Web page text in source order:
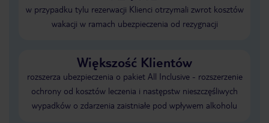
w przypadku tylu rezerwacji Klienci otrzymali zwrot kosztów
wakacji w ramach ubezpieczenia od rezygnacji
Większość Klientów
rozszerza ubezpieczenia o pakiet All Inclusive - rozszerzenie
ochrony od kosztów leczenia i następstw nieszczęśliwych
wypadków o zdarzenia zaistniałe pod wpływem alkoholu